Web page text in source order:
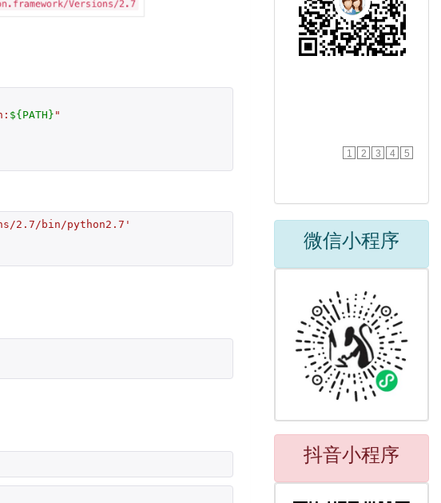
${PATH} "
2.7/bin/python2.7'
1 2 3 4 5
微信小程序
抖音小程序